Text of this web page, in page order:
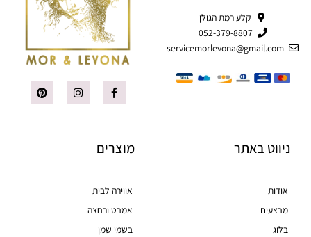
קלע רמת הגולן
052-379-8807
servicemorlevona@gmail.com
F
a
c
o
I
n
s
P
i
n
ניווט באתר
אודות
מבצעים
בלוג
מוצרים
אווירה לבית
אמבט ורחצה
בשמי שמן